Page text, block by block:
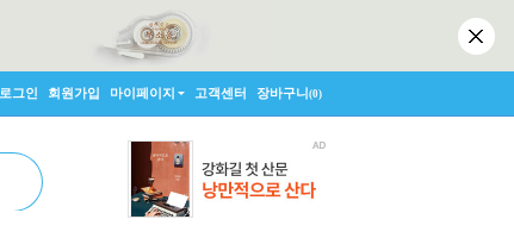
로그인 회원가입 마이페이지 고객센터 장바구니(0)